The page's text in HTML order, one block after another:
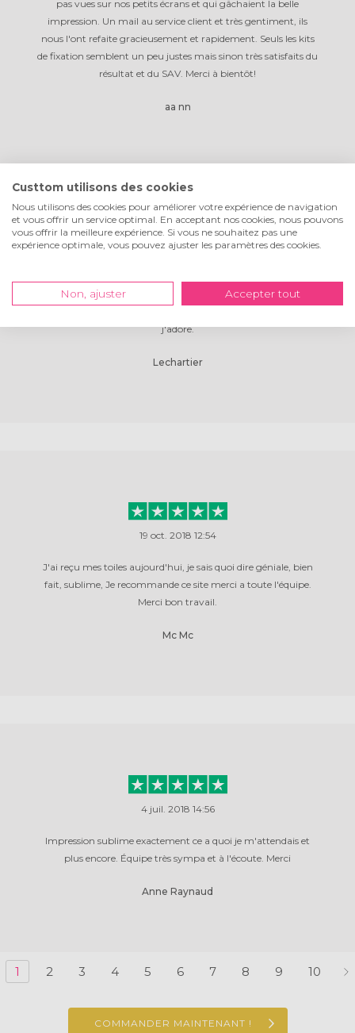
pas vues sur nos petits écrans et qui gâchaient la belle
impression. Un mail au service client et très gentiment, ils
nous l'ont refaite gracieusement et rapidement. Seuls les kits
de fixation semblent un peu justes mais sinon très satisfaits du
résultat et du SAV. Merci à bientôt!
aa nn
19 déc. 2018 12:47
j'adore.
Lechartier
19 oct. 2018 12:54
J'ai reçu mes toiles aujourd'hui, je sais quoi dire géniale, bien
fait, sublime, Je recommande ce site merci a toute l'équipe.
Merci bon travail.
Mc Mc
4 juil. 2018 14:56
Impression sublime exactement ce a quoi je m'attendais et
plus encore. Équipe très sympa et à l'écoute. Merci
Anne Raynaud
1 2 3 4 5 6 7 8 9 10
COMMANDER MAINTENANT !
Custtom utilisons des cookies
Nous utilisons des cookies pour améliorer votre expérience de navigation
et vous offrir un service optimal. En acceptant nos cookies, nous pouvons
vous offrir la meilleure expérience. Si vous ne souhaitez pas une
expérience optimale, vous pouvez ajuster les paramètres des cookies.
Non, ajuster Accepter tout